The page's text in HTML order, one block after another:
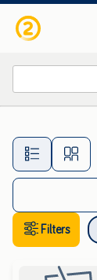
Filters